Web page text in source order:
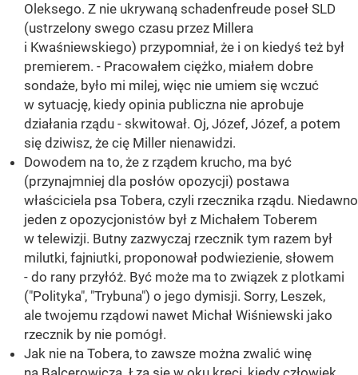
Oleksego. Z nie ukrywaną schadenfreude poseł SLD
(ustrzelony swego czasu przez Millera
i Kwaśniewskiego) przypomniał, że i on kiedyś też był
premierem. - Pracowałem ciężko, miałem dobre
sondaże, było mi milej, więc nie umiem się wczuć
w sytuację, kiedy opinia publiczna nie aprobuje
działania rządu - skwitował. Oj, Józef, Józef, a potem
się dziwisz, że cię Miller nienawidzi.
Dowodem na to, że z rządem krucho, ma być
(przynajmniej dla posłów opozycji) postawa
właściciela psa Tobera, czyli rzecznika rządu. Niedawno
jeden z opozycjonistów był z Michałem Toberem
w telewizji. Butny zazwyczaj rzecznik tym razem był
milutki, fajniutki, proponował podwiezienie, słowem
- do rany przyłóż. Być może ma to związek z plotkami
("Polityka", "Trybuna") o jego dymisji. Sorry, Leszek,
ale twojemu rządowi nawet Michał Wiśniewski jako
rzecznik by nie pomógł.
Jak nie na Tobera, to zawsze można zwalić winę